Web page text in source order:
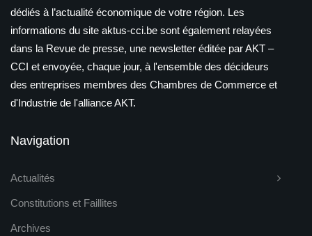
dédiés à l’actualité économique de votre région. Les
informations du site aktus-cci.be sont également relayées
dans la Revue de presse, une newsletter éditée par AKT –
CCI et envoyée, chaque jour, à l'ensemble des décideurs
des entreprises membres des Chambres de Commerce et
d'Industrie de l'alliance AKT.
Navigation
Actualités
Constitutions et Faillites
Archives